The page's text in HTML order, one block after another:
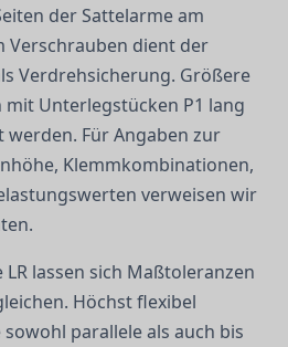
der Sattelarme am
Verschrauben dient der
Verdrehsicherung. Größere
mit Unterlegstücken P1 lang
werden. Für Angaben zur
Klemmkombinationen,
verweisen wir
lassen sich Maßtoleranzen
Höchst flexibel
parallele als auch bis